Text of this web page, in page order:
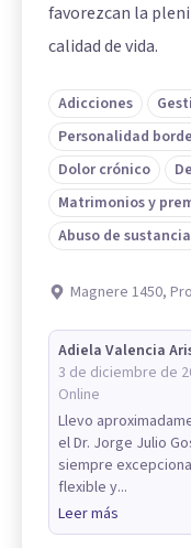
favorezcan la
calidad de vida.
Adicciones
Personalidad
Dolor crónico
Matrimonios y
Abuso de
Magnere 1450,
Adiela Valencia
3 de diciembre de
Online
Llevo
el Dr. Jorge Julio
siempre
flexible y...
Leer más